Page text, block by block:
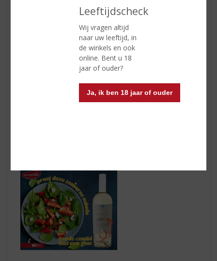
Leeftijdscheck
Wij vragen altijd
naar uw leeftijd, in
de winkels en ook
online. Bent u 18
jaar of ouder?
Ja, ik ben 18 jaar of ouder
Sir Edmond Gin
30 ml cold brewed coffee
10 ml vanille-, gewone of hazelnootsiroop (optioneel)
Giet 50 ml Sir Edmond Gin in een longdrinkglas gevuld
met ijs. Voeg 100 ml Premium tonic toe. Top af met 30
ml cold brewed coffee. Ben je een zoetekauw? Voeg